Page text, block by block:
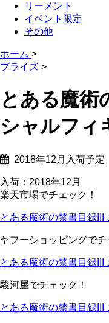
リーメント
イベント限定
その他
ホーム >
プライズ >
とある魔術
シャルフィ
2018年12月入荷予定
入荷：2018年12月
楽天市場でチェック！
とある魔術の禁書目録III
ヤフーショッピングでチ
とある魔術の禁書目録III
駿河屋でチェック！
とある魔術の禁書目録III